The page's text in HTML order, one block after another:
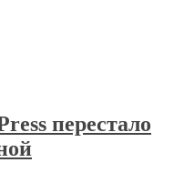
перестало